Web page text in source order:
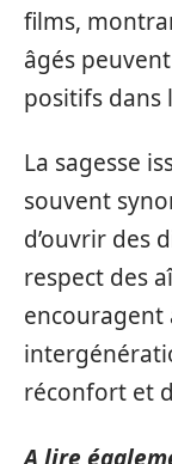
films,
âgés
positifs dans
La sagesse
souvent
d’ouvrir des
respect des
encouragent
réconfort et
A lire